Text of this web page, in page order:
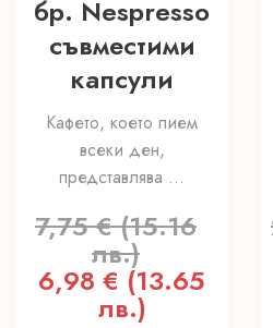
бр. Nespresso
съвместими
капсули
Кафето, което пием
всеки ден,
представлява ...
7,75€ (15.16
лв.)
Original
6,98€ (13.65
лв.)